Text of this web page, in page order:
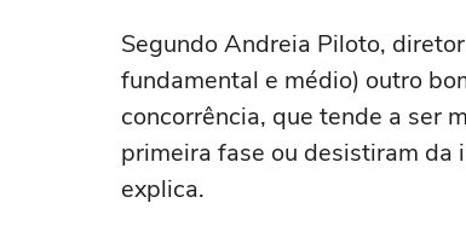
Segundo Andreia Piloto,
fundamental e médio) outro
concorrência, que tende a ser
primeira fase ou desistiram da
explica.